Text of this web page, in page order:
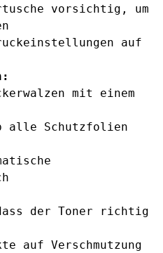
vorsichtig, um
auf
mit einem
alle Schutzfolien
der Toner richtig
auf Verschmutzung